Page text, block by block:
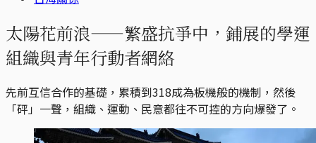
太陽花前浪——繁盛抗爭中，鋪展的學運
組織與青年行動者網絡
先前互信合作的基礎，累積到318成為板機般的機制，然後
「砰」一聲，組織、運動、民意都往不可控的方向爆發了。